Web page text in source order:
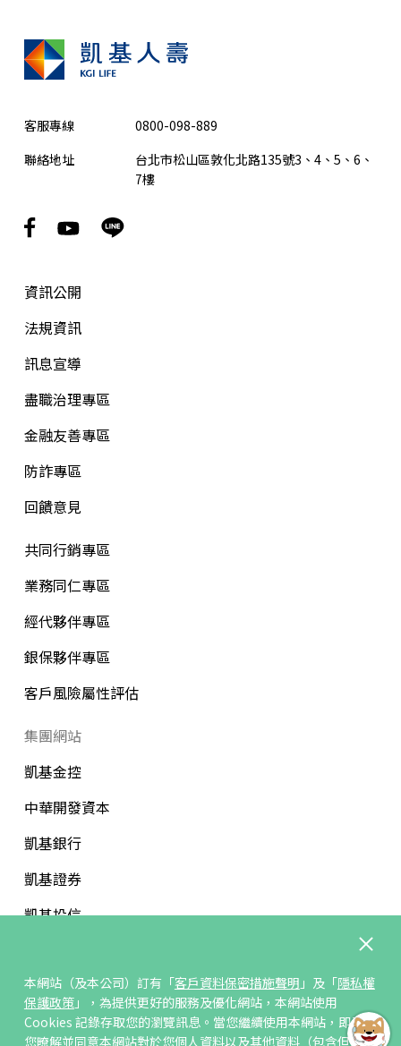
本網站（及本公司）訂有「客戶資料保密措施聲明 」及「隱私權
保護政策」，為提供更好的服務及優化網站，本網站使用
Cookies 記錄存取您的瀏覽訊息。當您繼續使用本網站，即表示
您暸解並同意本網站對於您個人資料以及其他資料（包含但不限
客服專線
0800-098-889
聯絡地址
台北市松山區敦化北路135號3、4、5、6、
7樓
資訊公開
法規資訊
訊息宣導
盡職治理專區
金融友善專區
防詐專區
回饋意見
共同行銷專區
業務同仁專區
經代夥伴專區
銀保夥伴專區
客戶風險屬性評估
集團網站
凱基金控
中華開發資本
凱基銀行
凱基證券
凱基投信